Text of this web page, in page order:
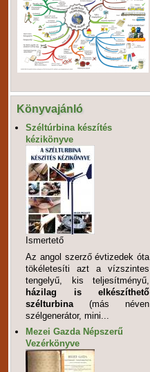
Könyvajánló
Széltúrbina készítés
kézikönyve
Ismertető
Az angol szerző évtizedek óta
tökéletesíti azt a vízszintes
tengelyű, kis teljesítményű,
házilag is elkészíthető
szélturbina (más néven
szélgenerátor, mini...
Mezei Gazda Népszerű
Vezérkönyve